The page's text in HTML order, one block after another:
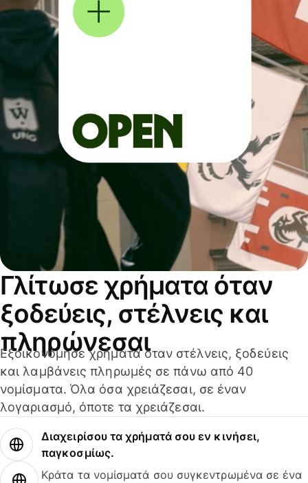
Γλίτωσε χρήματα όταν
ξοδεύεις, στέλνεις και
πληρώνεσαι
Εξοικονόμησε χρήματα όταν στέλνεις, ξοδεύεις
και λαμβάνεις πληρωμές σε πάνω από 40
νομίσματα. Όλα όσα χρειάζεσαι, σε έναν
λογαριασμό, όποτε τα χρειάζεσαι.
Διαχειρίσου τα χρήματά σου εν κινήσει,
παγκοσμίως.
Κράτα τα νομίσματά σου συγκεντρωμένα σε ένα